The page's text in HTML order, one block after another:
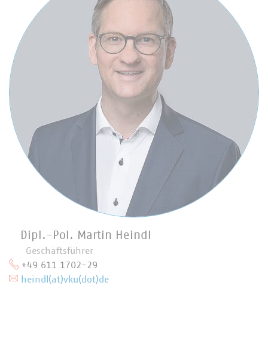
Dipl.-Pol. Martin Heindl
Geschäftsführer
+49 611 1702-29
heindl(at)vku(dot)de